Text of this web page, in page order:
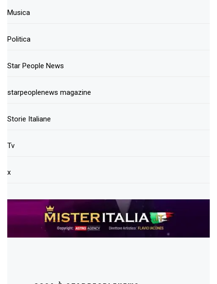
Musica
Politica
Star People News
starpeoplenews magazine
Storie Italiane
Tv
x